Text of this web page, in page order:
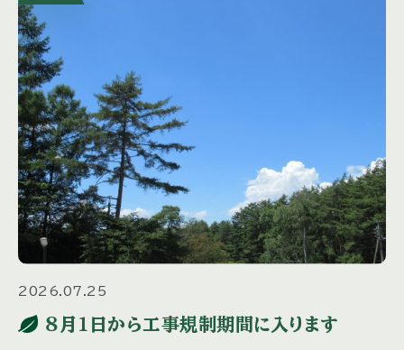
2026.07.25
８月１日から工事規制期間に入ります